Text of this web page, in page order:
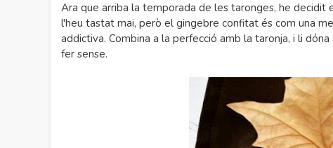
Ara que arriba la temporada de les taronges, he
l'heu tastat mai, però el gingebre confitat és com una
addictiva. Combina a la perfecció amb la taronja, i li
fer sense.